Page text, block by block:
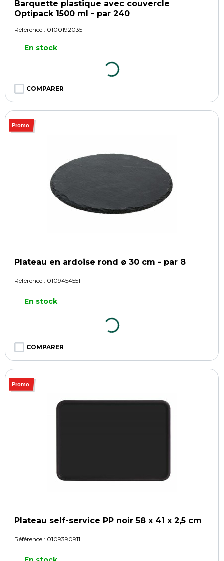
Barquette plastique avec couvercle
Optipack 1500 ml - par 240
Référence : 0100192035
En stock
COMPARER
Promo
Plateau en ardoise rond ø 30 cm - par 8
Référence : 0109454551
En stock
COMPARER
Promo
Plateau self-service PP noir 58 x 41 x 2,5 cm
Référence : 0109390911